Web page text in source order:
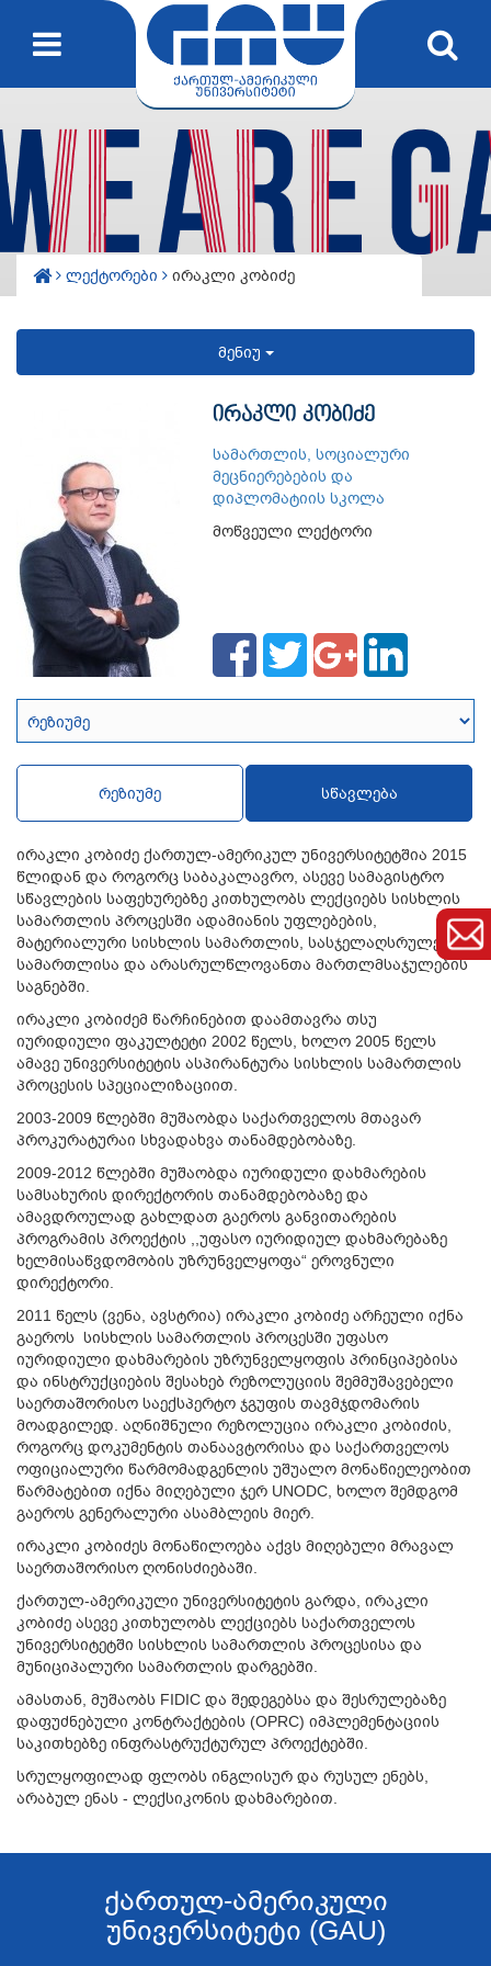
ლექტორები ირაკლი კობიძე
მენიუ
ირაკლი კობიძე
სამართლის, სოციალური
მეცნიერებების და
დიპლომატიის სკოლა
მოწვეული ლექტორი
რეზიუმე სწავლება
ირაკლი კობიძე ქართულ-ამერიკულ უნივერსიტეტშია 2015
წლიდან და როგორც საბაკალავრო, ასევე სამაგისტრო
სწავლების საფეხურებზე კითხულობს ლექციებს სისხლის
სამართლის პროცესში ადამიანის უფლებების,
მატერიალური სისხლის სამართლის, სასჯელაღსრულების
სამართლისა და არასრულწლოვანთა მართლმსაჯულების
საგნებში.
ირაკლი კობიძემ წარჩინებით დაამთავრა თსუ
იურიდიული ფაკულტეტი 2002 წელს, ხოლო 2005 წელს
ამავე უნივერსიტეტის ასპირანტურა სისხლის სამართლის
პროცესის სპეციალიზაციით.
2003-2009 წლებში მუშაობდა საქართველოს მთავარ
პროკურატურაი სხვადახვა თანამდებობაზე.
2009-2012 წლებში მუშაობდა იურიდული დახმარების
სამსახურის დირექტორის თანამდებობაზე და
ამავდროულად გახლდათ გაეროს განვითარების
პროგრამის პროექტის ,,უფასო იურიდიულ დახმარებაზე
ხელმისაწვდომობის უზრუნველყოფა“ ეროვნული
დირექტორი.
2011 წელს (ვენა, ავსტრია) ირაკლი კობიძე არჩეული იქნა
გაეროს სისხლის სამართლის პროცესში უფასო
იურიდიული დახმარების უზრუნველყოფის პრინციპებისა
და ინსტრუქციების შესახებ რეზოლუციის შემმუშავებელი
საერთაშორისო საექსპერტო ჯგუფის თავმჯდომარის
მოადგილედ. აღნიშნული რეზოლუცია ირაკლი კობიძის,
როგორც დოკუმენტის თანაავტორისა და საქართველოს
ოფიციალური წარმომადგენლის უშუალო მონაწიელეობით
წარმატებით იქნა მიღებული ჯერ UNODC, ხოლო შემდგომ
გაეროს გენერალური ასამბლეის მიერ.
ირაკლი კობიძეს მონაწილოება აქვს მიღებული მრავალ
საერთაშორისო ღონისძიებაში.
ქართულ-ამერიკული უნივერსიტეტის გარდა, ირაკლი
კობიძე ასევე კითხულობს ლექციებს საქართველოს
უნივერსიტეტში სისხლის სამართლის პროცესისა და
მუნიციპალური სამართლის დარგებში.
ამასთან, მუშაობს FIDIC და შედეგებსა და შესრულებაზე
დაფუძნებული კონტრაქტების (OPRC) იმპლემენტაციის
საკითხებზე ინფრასტრუქტურულ პროექტებში.
სრულყოფილად ფლობს ინგლისურ და რუსულ ენებს,
არაბულ ენას - ლექსიკონის დახმარებით.
ქართულ-ამერიკული
უნივერსიტეტი (GAU)